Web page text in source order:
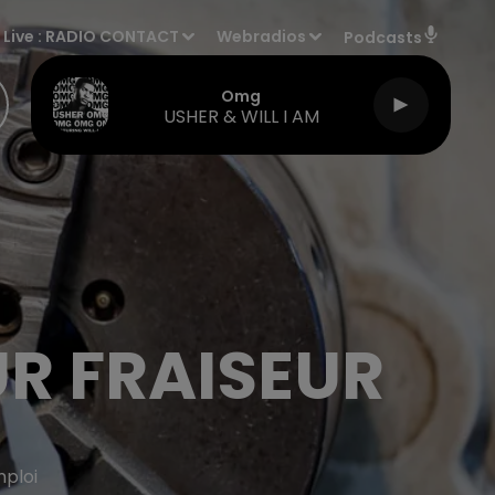
Live : RADIO CONTACT Webradios Podcasts
Omg
USHER & WILL I AM
FRAISEUR